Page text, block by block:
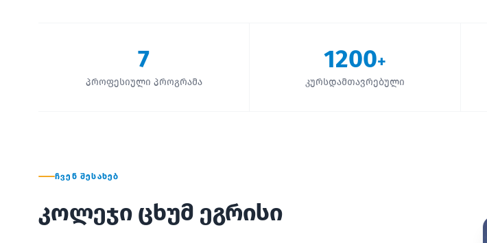
7
პროფესიული პროგრამა
1200+
კურსდამთავრებული
ᲩᲕᲔᲜ ᲨᲔᲡᲐᲮᲔᲑ
კოლეჯი ცხუმ ეგრისი